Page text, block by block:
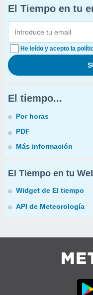
El Tiempo en tu
He leído y acepto la
El tiempo...
Por horas
PDF
Más información
El Tiempo en tu
Widget de El tiempo
API de Meteorología